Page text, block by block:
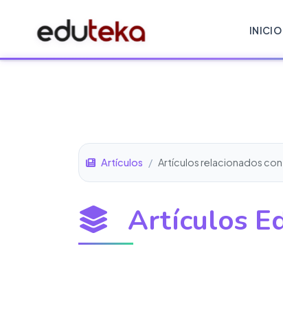
INICIO
Artículos / Artículos relacionados con
Artículos